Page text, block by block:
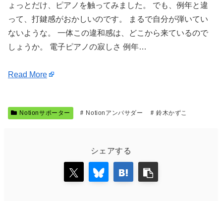
ょっとだけ、ピアノを触ってみました。 でも、例年と違
って、打鍵感がおかしいのです。 まるで自分が弾いてい
ないような。 一体この違和感は、どこから来ているので
しょうか。 電子ピアノの寂しさ 例年…
Read More
Notionサポーター Notionアンバサダー 鈴木かずこ
シェアする